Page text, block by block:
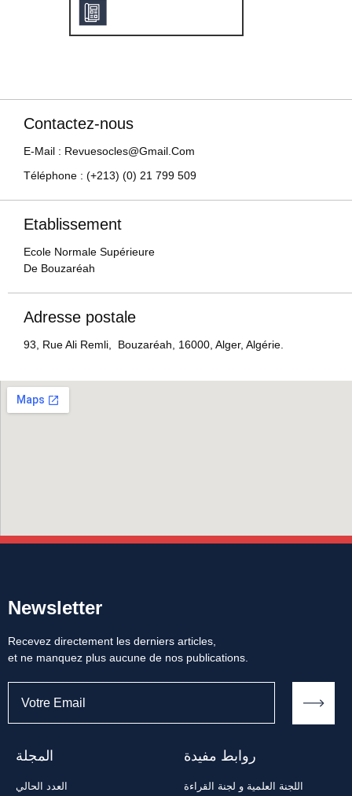
Contactez-nous
E-Mail : Revuesocles@gmail.com
Téléphone : (+213) (0) 21 799 509
Etablissement
Ecole Normale Supérieure
De Bouzaréah
Adresse postale
93, Rue Ali Remli, Bouzaréah, 16000, Alger, Algérie.
Newsletter
Recevez directement les derniers articles,
et ne manquez plus aucune de nos publications.
المجلة
العدد الحالي
روابط مفيدة
اللجنة العلمية و لجنة القراءة